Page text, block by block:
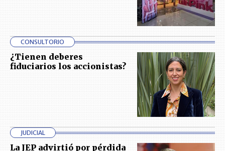
CONSULTORIO
¿Tienen deberes
fiduciarios los accionistas?
JUDICIAL
La JEP advirtió por pérdida